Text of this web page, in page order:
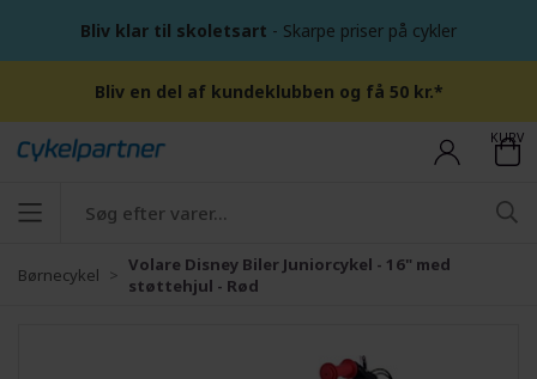
Bliv klar til skoletsart - Skarpe priser på cykler
Bliv en del af kundeklubben og få 50 kr.*
KURV
Børnecykel
Volare Disney Biler Juniorcykel - 16" med
støttehjul - Rød